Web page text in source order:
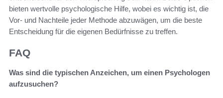
bieten wertvolle psychologische Hilfe, wobei es wichtig ist, die
Vor- und Nachteile jeder Methode abzuwägen, um die beste
Entscheidung für die eigenen Bedürfnisse zu treffen.
FAQ
Was sind die typischen Anzeichen, um einen Psychologen
aufzusuchen?